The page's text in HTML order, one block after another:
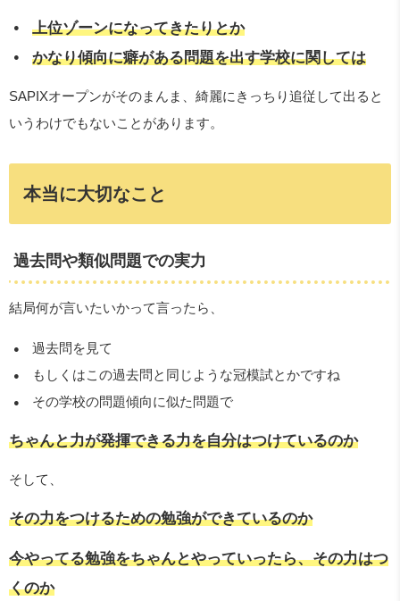
上位ゾーンになってきたりとか
かなり傾向に癖がある問題を出す学校に関しては
SAPIXオープンがそのまんま、綺麗にきっちり追従して出ると
いうわけでもないことがあります。
本当に大切なこと
過去問や類似問題での実力
結局何が言いたいかって言ったら、
過去問を見て
もしくはこの過去問と同じような冠模試とかですね
その学校の問題傾向に似た問題で
ちゃんと力が発揮できる力を自分はつけているのか
そして、
その力をつけるための勉強ができているのか
今やってる勉強をちゃんとやっていったら、その力はつ
くのか